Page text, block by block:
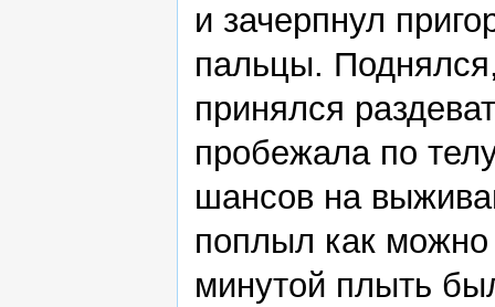
и зачерпнул
пальцы.
принялся
пробежала по
шансов на
поплыл как
минутой плыть